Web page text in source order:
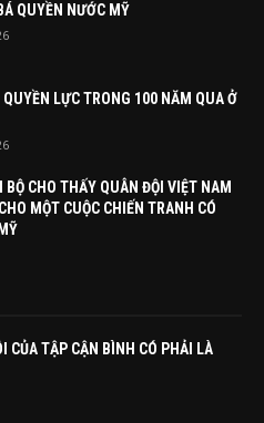
QUYỀN NƯỚC MỸ
QUYỀN LỰC TRONG 100 NĂM QUA Ở
BỘ CHO THẤY QUÂN ĐỘI VIỆT NAM
MỘT CUỘC CHIẾN TRANH CÓ
CỦA TẬP CẬN BÌNH CÓ PHẢI LÀ